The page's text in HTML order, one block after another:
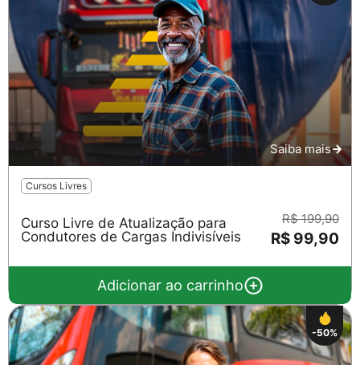
Saiba mais
Cursos Livres
Curso Livre de Atualização para
Condutores de Cargas Indivisíveis
R$ 199,90
R$ 99,90
Adicionar ao carrinho
-50%